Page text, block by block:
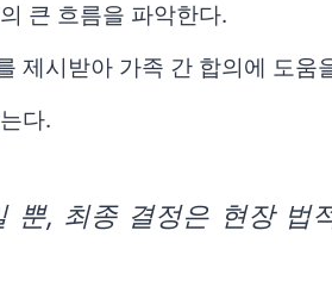
큰 흐름을 파악한다.
제시받아 가족 간 합의에 도움
다.
, 최종 결정은 현장 법